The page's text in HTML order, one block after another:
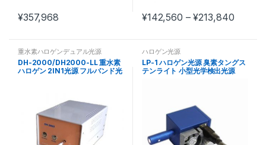
¥357,968 ¥142,560 –¥213,840
重水素ハロゲンデュアル光源
DH-2000/DH2000-LL 重水素
ハロゲン 2IN1光源 フルバンド光
ハロゲン光源
LP-1 ハロゲン光源 臭素タングス
テンライト 小型光学検出光源